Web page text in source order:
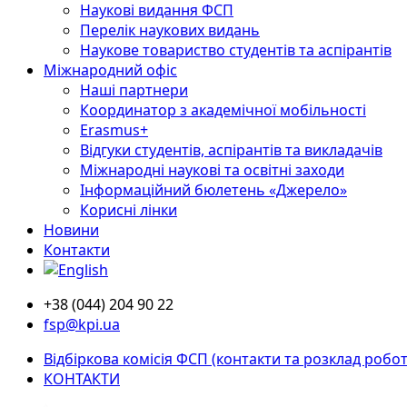
Наукові видання ФСП
Перелік наукових видань
Наукове товариство студентів та аспірантів
Міжнародний офіс
Наші партнери
Координатор з академічної мобільності
Erasmus+
Відгуки студентів, аспірантів та викладачів
Міжнародні наукові та освітні заходи
Інформаційний бюлетень «Джерело»
Корисні лінки
Новини
Контакти
+38 (044) 204 90 22
fsp@kpi.ua
Відбіркова комісія ФСП (контакти та розклад
КОНТАКТИ